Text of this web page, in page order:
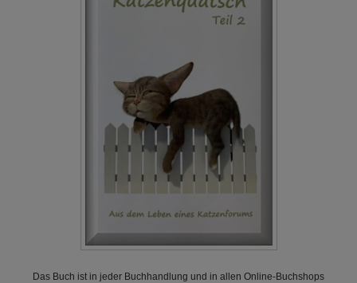
Das Buch ist in jeder Buchhandlung und in allen Online-Buchshops